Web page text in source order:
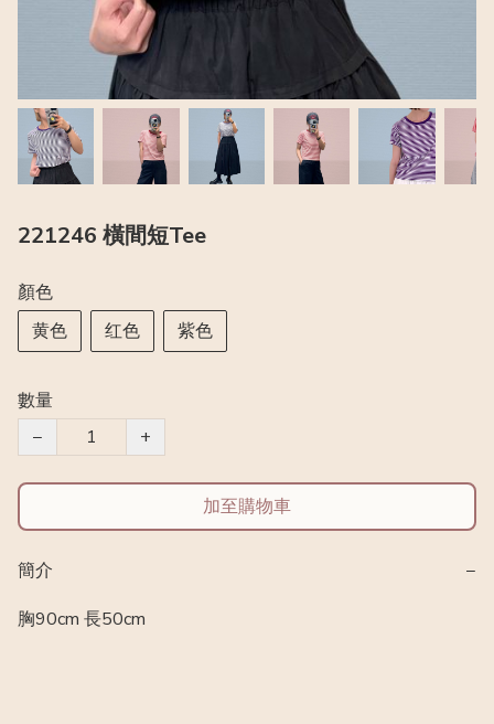
221246 橫間短Tee
顏色
黄色
红色 紫色
數量
−
+
加至購物車
簡介
−
胸90cm 長50cm